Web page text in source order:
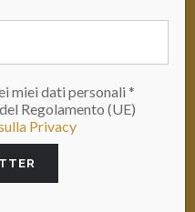
1 “Politiche
PNRR
del Fondo
risorse
miei dati personali *
Regolamento (UE)
Privacy